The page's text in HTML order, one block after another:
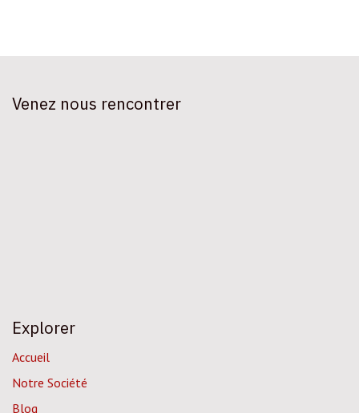
Venez nous rencontrer
Explorer
Accueil
Notre Société
Blog